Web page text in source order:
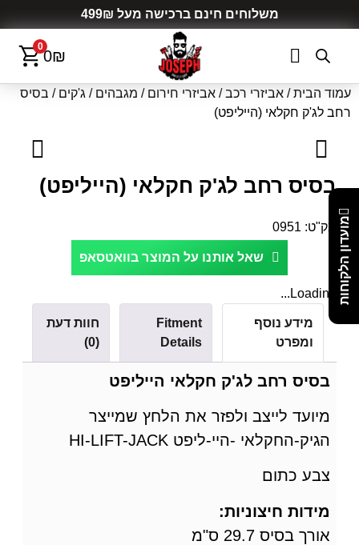
משלוחים חינם ברכישה מעל 499₪
0
0₪
מועדון הלקוחות
עמוד הבית/ אביזרי רכב/ אביזרי חירום / מגבהים / ג'קים / בסיס
רחב לג'ק חקלאי (הייליפט)
בסיס רחב לג'ק חקלאי (הייליפט)
מק"ט: 0951
שאל אותנו על המוצר בוואטסאפ
Loading...
מידע נוסף
ומפרט
Fitment
Details
חוות דעת
(0)
בסיס רחב לג'ק חקלאי הייליפט
מיועד לייצב ולפזר את הלחץ שמייצר
הגיק-החקלאי -היי-ליפט HI-LIFT-JACK
צבע כתום
מידות חיצוניות:
אורך בסיס 29.7 ס"מ